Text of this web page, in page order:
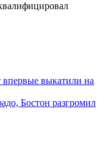
выкатили на
Бостон разгромил